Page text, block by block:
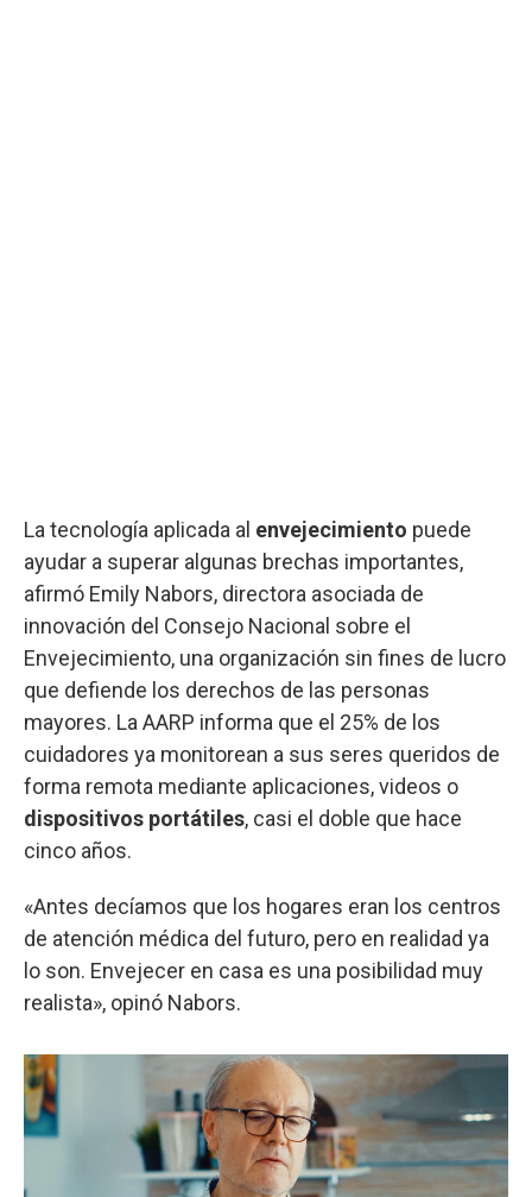
La tecnología aplicada al envejecimiento puede
ayudar a superar algunas brechas importantes,
afirmó Emily Nabors, directora asociada de
innovación del Consejo Nacional sobre el
Envejecimiento, una organización sin fines de lucro
que defiende los derechos de las personas
mayores. La AARP informa que el 25% de los
cuidadores ya monitorean a sus seres queridos de
forma remota mediante aplicaciones, videos o
dispositivos portátiles, casi el doble que hace
cinco años.
«Antes decíamos que los hogares eran los centros
de atención médica del futuro, pero en realidad ya
lo son. Envejecer en casa es una posibilidad muy
realista», opinó Nabors.